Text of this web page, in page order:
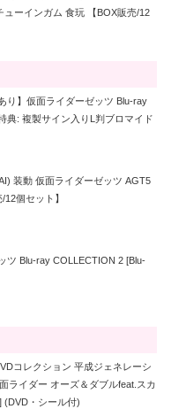
ーインガム 食玩 【BOX販売/12
り】仮面ライダーゼッツ Blu-ray
典: 複製サイン入りL判ブロマイド
装動 仮面ライダーゼッツ AGT5
個セット】
ツ Blu-ray COLLECTION 2 [Blu-
コレクション 平成ジェネレーシ
ライダー オーズ＆ダブルfeat.スカ
(DVD・シール付)